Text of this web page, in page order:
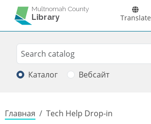
Перейти к основному содержанию
Multnomah County
Library Translate
Search
Поиск
Каталог Вебсайт
Строка навигации
Главная Tech Help Drop-in